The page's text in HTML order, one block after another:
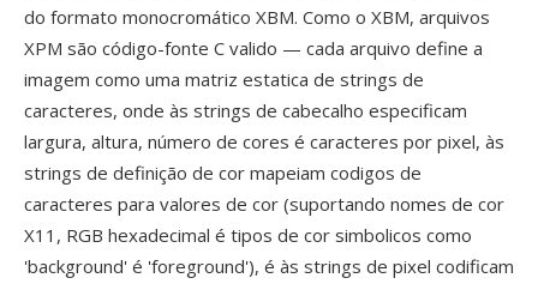
do formato monocromático XBM. Como o XBM, arquivos
XPM são código-fonte C valido — cada arquivo define a
imagem como uma matriz estatica de strings de
caracteres, onde às strings de cabecalho especificam
largura, altura, número de cores é caracteres por pixel, às
strings de definição de cor mapeiam codigos de
caracteres para valores de cor (suportando nomes de cor
X11, RGB hexadecimal é tipos de cor simbolicos como
'background' é 'foreground'), é às strings de pixel codificam